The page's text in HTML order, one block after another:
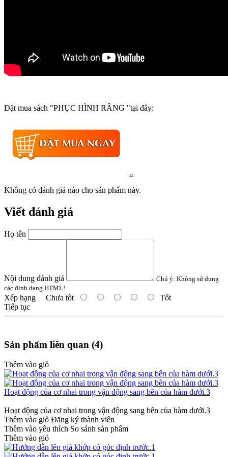
Đặt mua sách "PHỤC HÌNH RÂNG "tại đây:
..
Không có đánh giá nào cho sản phẩm này.
Viết đánh giá
Họ tên
Nội dung đánh giá Chú ý: Không sử dụng
các định dạng HTML!
Xếp hạng Chưa tốt
Tốt
Tiếp tục
Sản phẩm liên quan (4)
Thêm vào giỏ
Hoạt động của cơ nhai trong vận động sang bên của hàm dưới.3
Hoạt động của cơ nhai trong vận động sang bên của hàm dưới.3
Thêm vào giỏ Đăng ký thành viên
Thêm vào yêu thích So sánh sản phẩm
Thêm vào giỏ